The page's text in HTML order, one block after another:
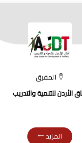
المفرق
الأردن للتنمية والتدريب
المزيد